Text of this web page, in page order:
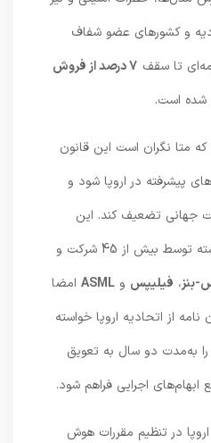
کشورهای عضو شفاف
سقف 7 درصد از فروش
نگران است این قانون
در اروپا شود و
تضعیف کند. این
نگرانی در نامه‌ای که ماه گذشته توسط بیش از 45 شرکت و
فیلیپسوASML امضا
اتحادیه اروپا خواسته
دو سال به تعویق
اجرایی فراهم شود.
تنظیم مقررات هوش